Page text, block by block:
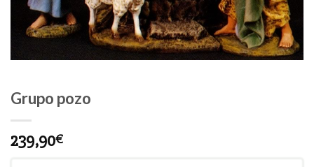
Grupo pozo
239,90€